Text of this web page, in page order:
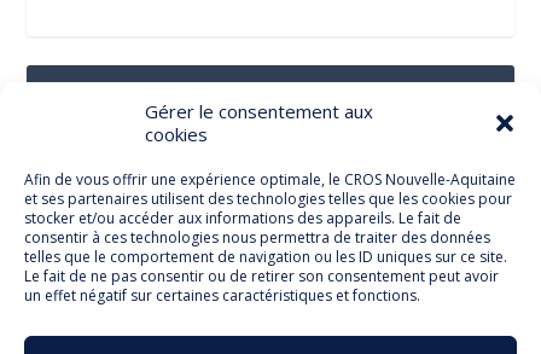
Gérer le consentement aux
cookies
Afin de vous offrir une expérience optimale, le CROS Nouvelle-Aquitaine
et ses partenaires utilisent des technologies telles que les cookies pour
stocker et/ou accéder aux informations des appareils. Le fait de
consentir à ces technologies nous permettra de traiter des données
telles que le comportement de navigation ou les ID uniques sur ce site.
Le fait de ne pas consentir ou de retirer son consentement peut avoir
un effet négatif sur certaines caractéristiques et fonctions.
Facebook